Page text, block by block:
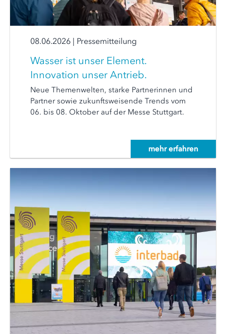
08.06.2026 | Pressemitteilung
Wasser ist unser Element.
Innovation unser Antrieb.
Neue Themenwelten, starke Partnerinnen und
Partner sowie zukunftsweisende Trends vom
06. bis 08. Oktober auf der Messe Stuttgart.
mehr erfahren